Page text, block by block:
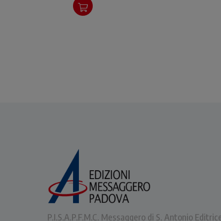
P.I.S.A.P.F.M.C. Messaggero di S. Antonio